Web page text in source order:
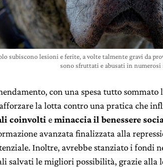
subiscono lesioni e ferite, a volte talmente gravi da
sono sfruttati e abusati in
con una spesa tutto
la lotta contro una pratica che
coinvolti eminaccia il benessere
avanzata finalizzata alla
Inoltre, avrebbe stanziato i fondi
salvati le migliori possibilità, grazie alla